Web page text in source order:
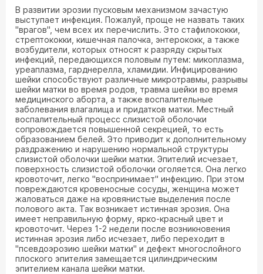
В развитии эрозии пусковым механизмом зачастую
выступает инфекция. Пожалуй, проще не назвать таких
"врагов", чем всех их перечислить. Это стафилококки,
стрептококки, кишечная палочка, энтерококк, а также
возбудители, которых относят к разряду скрытых
инфекций, передающихся половым путем: микоплазма,
уреаплазма, гарднерелла, хламидии. Инфицированию
шейки способствуют различные микротравмы, разрывы
шейки матки во время родов, травма шейки во время
медицинского аборта, а также воспалительные
заболевания влагалища и придатков матки. Местный
воспалительный процесс слизистой оболочки
сопровождается повышенной секрецией, то есть
образованием белей. Это приводит к дополнительному
раздражению и нарушению нормальной структуры
слизистой оболочки шейки матки. Эпителий исчезает,
поверхность слизистой оболочки оголяется. Она легко
кровоточит, легко "воспринимает" инфекцию. При этом
повреждаются кровеносные сосуды, женщина может
жаловаться даже на кровянистые выделения после
полового акта. Так возникает истинная эрозия. Она
имеет неправильную форму, ярко-красный цвет и
кровоточит. Через 1-2 недели после возникновения
истинная эрозия либо исчезает, либо переходит в
"псевдоэрозию шейки матки" и дефект многослойного
плоского эпителия замещается цилиндрическим
эпителием канала шейки матки.